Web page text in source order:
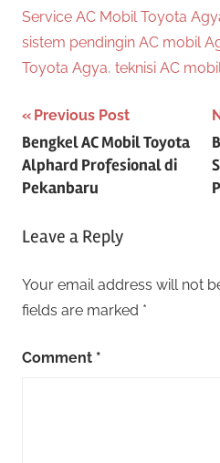
Service AC Mobil Toyota
sistem pendingin AC mobil
Toyota Agya, teknisi AC
Post
navigation
Previous Post
Bengkel AC Mobil Toyota
Alphard Profesional di
Pekanbaru
Leave a Reply
Your email address will not
fields are marked *
Comment *